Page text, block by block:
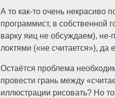
А то как-то очень некрасиво
программист, в собственной
варку яиц не обсуждаем), не-
локтями («не считается»),
Остаётся проблема
провести грань между
иллюстрации рисовать? Но